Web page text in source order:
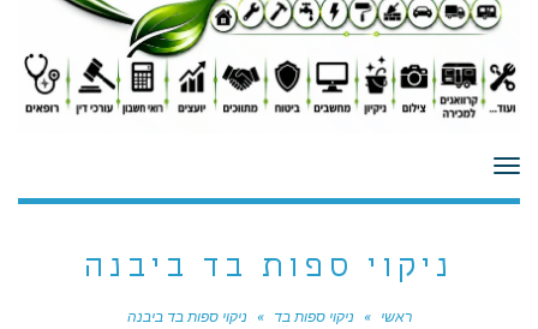
תפריט
ניקוי ספות בד ביבנה
ראשי » ניקוי ספות בד » ניקוי ספות בד ביבנה